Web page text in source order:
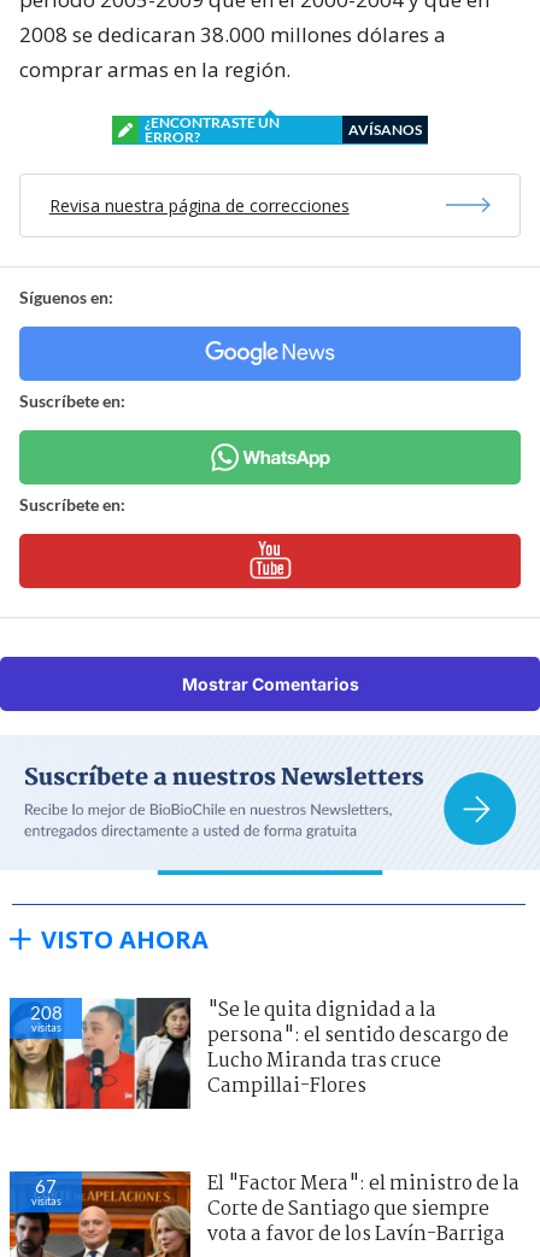
2008 se dedicaran 38.000 millones dólares a
comprar armas en la región.
¿ENCONTRASTE UN
ERROR?
AVÍSANOS
Revisa nuestra página de correcciones
Síguenos en:
Suscríbete en:
Suscríbete en:
Mostrar Comentarios
VISTO AHORA
208
visitas
"Se le quita dignidad a la
persona": el sentido descargo de
Lucho Miranda tras cruce
Campillai-Flores
67
visitas
El "Factor Mera": el ministro de la
Corte de Santiago que siempre
vota a favor de los Lavín-Barriga